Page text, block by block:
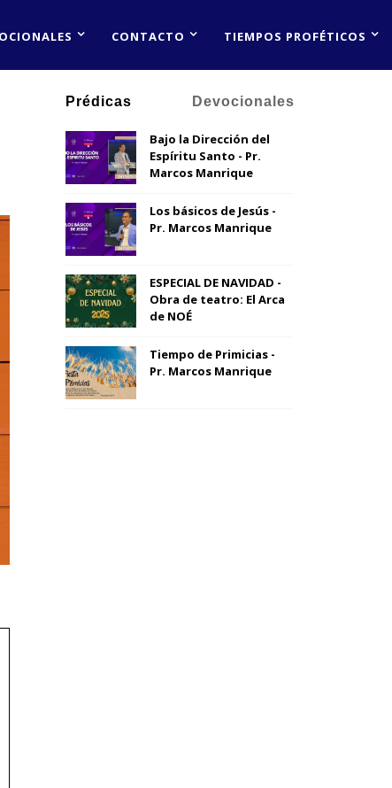
CONTACTO TIEMPOS PROFÉTICOS
Prédicas Devocionales
Bajo la Dirección del
Espíritu Santo - Pr.
Marcos Manrique
Los básicos de Jesús -
Pr. Marcos Manrique
ESPECIAL DE NAVIDAD -
Obra de teatro: El Arca
de NOÉ
Tiempo de Primicias -
Pr. Marcos Manrique